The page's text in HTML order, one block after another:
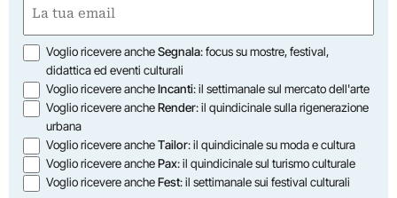
(Required)
Opzioni
Voglio ricevere ancheSegnala: focus su mostre, festival,
didattica ed eventi culturali
Voglio ricevere ancheIncanti: il settimanale sul mercato dell'arte
Voglio ricevere ancheRender: il quindicinale sulla rigenerazione
urbana
Voglio ricevere ancheTailor: il quindicinale su moda e cultura
Voglio ricevere anchePax: il quindicinale sul turismo culturale
Voglio ricevere ancheFest: il settimanale sui festival culturali